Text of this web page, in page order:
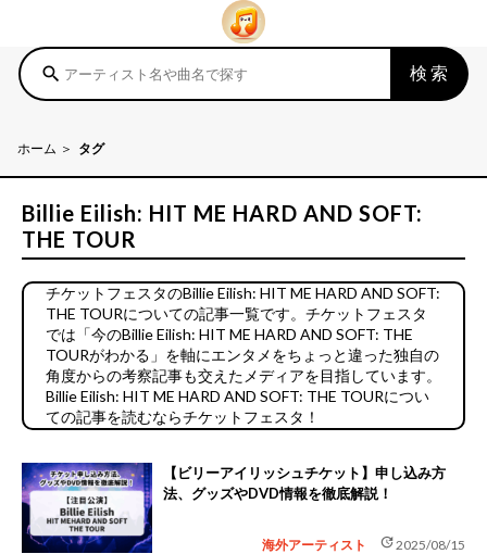
search 検索
ホーム タグ
Billie Eilish: HIT ME HARD AND SOFT:
THE TOUR
チケットフェスタのBillie Eilish: HIT ME HARD AND SOFT:
THE TOURについての記事一覧です。チケットフェスタ
では「今のBillie Eilish: HIT ME HARD AND SOFT: THE
TOURがわかる」を軸にエンタメをちょっと違った独自の
角度からの考察記事も交えたメディアを目指しています。
Billie Eilish: HIT ME HARD AND SOFT: THE TOURについ
ての記事を読むならチケットフェスタ！
【ビリーアイリッシュチケット】申し込み方
法、グッズやDVD情報を徹底解説！
海外アーティスト update2025/08/15